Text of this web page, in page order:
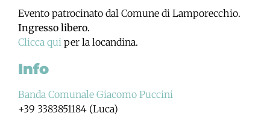
Evento patrocinato dal Comune di Lamporecchio.
Ingresso libero.
Clicca qui per la locandina.
Info
Banda Comunale Giacomo Puccini
+39 3383851184 (Luca)